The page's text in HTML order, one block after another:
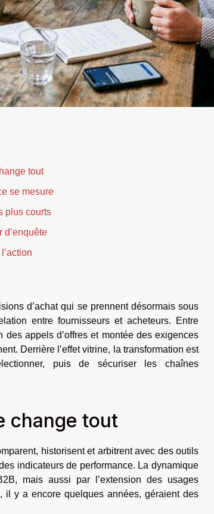
tout
se mesure
plus courts
d’enquête
d’achat qui se prennent désormais sous
entre fournisseurs et acheteurs. Entre
des appels d’offres et montée des exigences
Derrière l’effet vitrine, la transformation est
puis de sécuriser les chaînes
change tout
historisent et arbitrent avec des outils
indicateurs de performance. La dynamique
mais aussi par l’extension des usages
il y a encore quelques années, géraient des